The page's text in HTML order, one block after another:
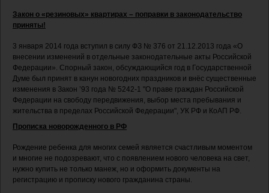
Закон о «резиновых» квартирах – поправки в законодательство
приняты!
3 января 2014 года вступил в силу ФЗ № 376 от 21.12.2013 года «О
внесении изменений в отдельные законодательные акты Российской
Федерации». Спорный закон, обсуждающийся год в Государственной
Думе был принят в канун новогодних праздников и внёс существенные
изменения в Закон ’93 года № 5242-1 "О праве граждан Российской
Федерации на свободу передвижения, выбор места пребывания и
жительства в пределах Российской Федерации", УК РФ и КоАП РФ.
Прописка новорожденного в РФ
Рождение ребенка для многих семей является счастливым моментом
и многие не подозревают, что с появлением нового человека на свет,
нужно купить не только манеж, но и оформить документы на
регистрацию и прописку нового гражданина страны.